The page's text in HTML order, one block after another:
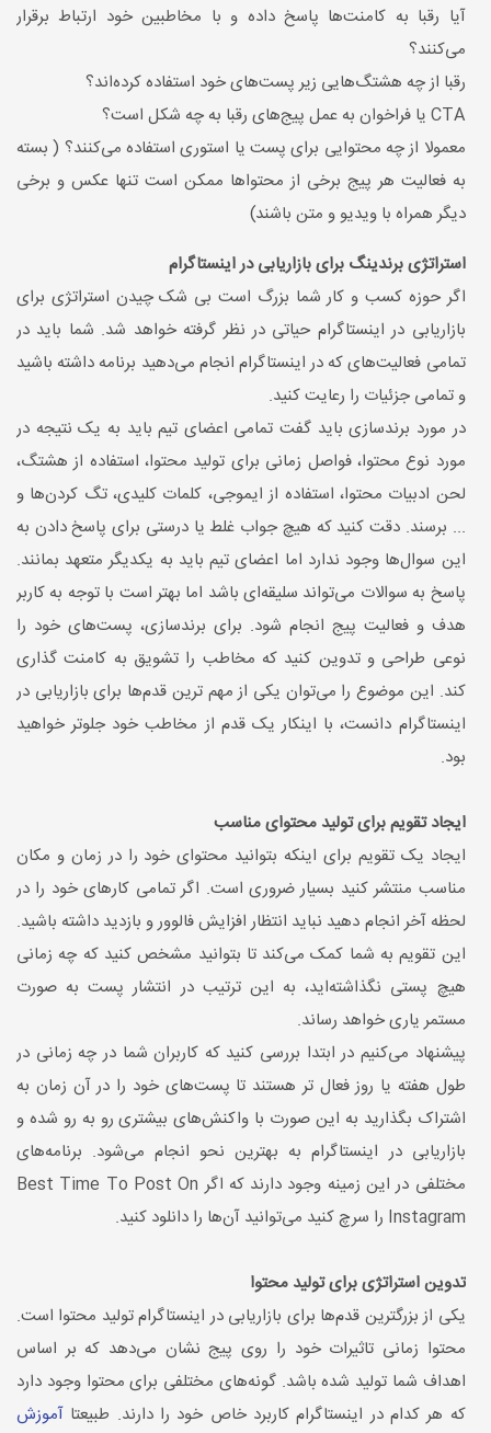
آیا رقبا به کامنت‌ها پاسخ داده و با مخاطبین خود ارتباط برقرار
می‌کنند؟
رقبا از چه هشتگ‌هایی زیر پست‌های خود استفاده کرده‌اند؟
CTA یا فراخوان به عمل پیج‌های رقبا به چه شکل است؟
معمولا از چه محتوایی برای پست یا استوری استفاده می‌کنند؟ ( بسته
به فعالیت هر پیج برخی از محتواها ممکن است تنها عکس و برخی
دیگر همراه با ویدیو و متن باشند)
استراتژی برندینگ برای بازاریابی در اینستاگرام
اگر حوزه کسب و کار شما بزرگ است بی شک چیدن استراتژی برای
بازاریابی در اینستاگرام حیاتی در نظر گرفته خواهد شد. شما باید در
تمامی فعالیت‌های که در اینستاگرام انجام می‌دهید برنامه داشته باشید
و تمامی جزئیات را رعایت کنید.
در مورد برندسازی باید گفت تمامی اعضای تیم باید به یک نتیجه در
مورد نوع محتوا، فواصل زمانی برای تولید محتوا، استفاده از هشتگ،
لحن ادبیات محتوا، استفاده از ایموجی، کلمات کلیدی، تگ کردن‌ها و
... برسند. دقت کنید که هیچ جواب غلط یا درستی برای پاسخ دادن به
این سوال‌ها وجود ندارد اما اعضای تیم باید به یکدیگر متعهد بمانند.
پاسخ به سوالات می‌تواند سلیقه‌ای باشد اما بهتر است با توجه به کاربر
هدف و فعالیت پیج انجام شود. برای برندسازی، پست‌های خود را
نوعی طراحی و تدوین کنید که مخاطب را تشویق به کامنت گذاری
کند. این موضوع را می‌توان یکی از مهم ترین قدم‌ها برای بازاریابی در
اینستاگرام دانست، با اینکار یک قدم از مخاطب خود جلوتر خواهید
بود.
ایجاد تقویم برای تولید محتوای مناسب
ایجاد یک تقویم برای اینکه بتوانید محتوای خود را در زمان و مکان
مناسب منتشر کنید بسیار ضروری است. اگر تمامی کارهای خود را در
لحظه آخر انجام دهید نباید انتظار افزایش فالوور و بازدید داشته باشید.
این تقویم به شما کمک می‌کند تا بتوانید مشخص کنید که چه زمانی
هیچ پستی نگذاشته‌اید، به این ترتیب در انتشار پست به صورت
مستمر یاری خواهد رساند.
پیشنهاد می‌کنیم در ابتدا بررسی کنید که کاربران شما در چه زمانی در
طول هفته یا روز فعال تر هستند تا پست‌های خود را در آن زمان به
اشتراک بگذارید به این صورت با واکنش‌های بیشتری رو به رو شده و
بازاریابی در اینستاگرام به بهترین نحو انجام می‌شود. برنامه‌های
مختلفی در این زمینه وجود دارند که اگر Best Time To Post On
Instagram را سرچ کنید می‌توانید آن‌ها را دانلود کنید.
تدوین استراتژی برای تولید محتوا
یکی از بزرگترین قدم‌ها برای بازاریابی در اینستاگرام تولید محتوا است.
محتوا زمانی تاثیرات خود را روی پیج نشان می‌دهد که بر اساس
اهداف شما تولید شده باشد. گونه‌های مختلفی برای محتوا وجود دارد
که هر کدام در اینستاگرام کاربرد خاص خود را دارند. طبیعتا آموزش